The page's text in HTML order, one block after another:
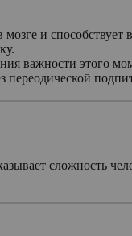
и
важности этого
сложность